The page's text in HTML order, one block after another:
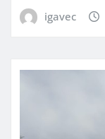
igavec